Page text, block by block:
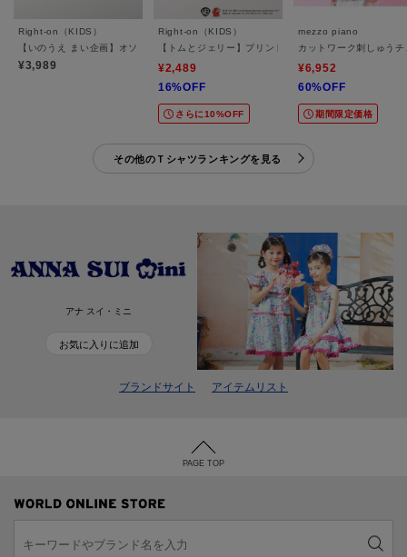
Right-on（KIDS）
【いのうえ まい企画】オソロ キッズTシャツ
¥3,989
Right-on（KIDS）
【トムとジェリー】プリントTシャツ
¥2,489
16%OFF
さらに10%OFF
mezzo piano
カットワーク刺しゅう
¥6,952
60%OFF
期間限定価格
その他のＴシャツランキングを見る
アナ スイ・ミニ
お気に入りに追加
ブランドサイト アイテムリスト
PAGE TOP